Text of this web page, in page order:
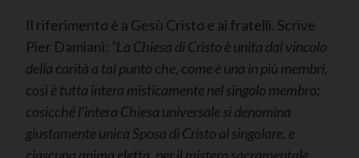
Il riferimento è a Gesù Cristo e ai fratelli. Scrive
Pier Damiani: “La Chiesa di Cristo è unita dal vincolo
della carità a tal punto che, come è una in più membri,
così è tutta intera misticamente nel singolo membro;
cosicché l’intera Chiesa universale si denomina
giustamente unica Sposa di Cristo al singolare, e